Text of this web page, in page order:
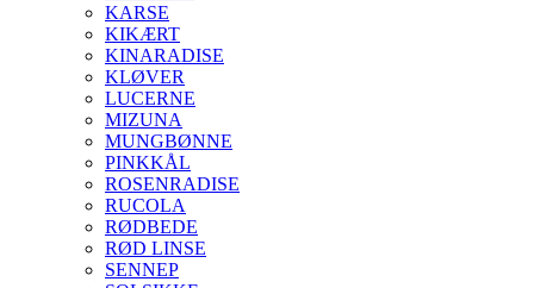
KARSE
KIKÆRT
KINARADISE
KLØVER
LUCERNE
MIZUNA
MUNGBØNNE
PINKKÅL
ROSENRADISE
RUCOLA
RØDBEDE
RØD LINSE
SENNEP